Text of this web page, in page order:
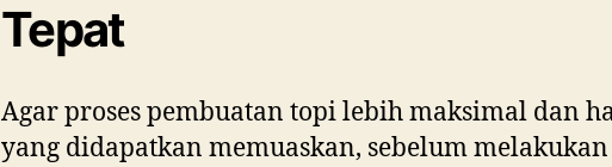
Tepat
Agar proses pembuatan topi lebih maksimal dan
yang didapatkan memuaskan, sebelum melakukan